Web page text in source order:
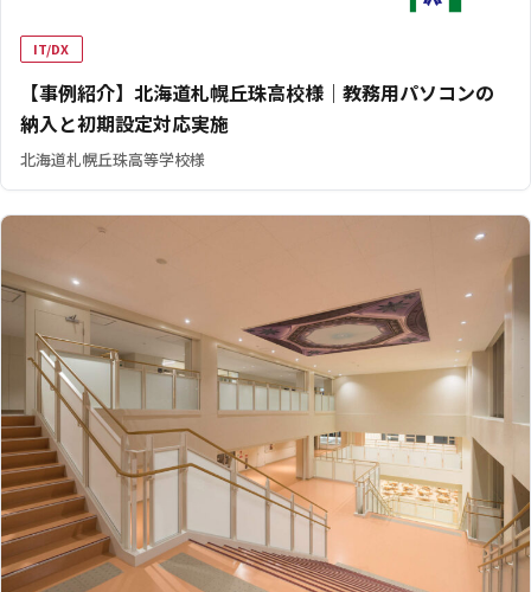
IT/DX
【事例紹介】北海道札幌丘珠高校様｜教務用パソコンの
納入と初期設定対応実施
北海道札幌丘珠高等学校様